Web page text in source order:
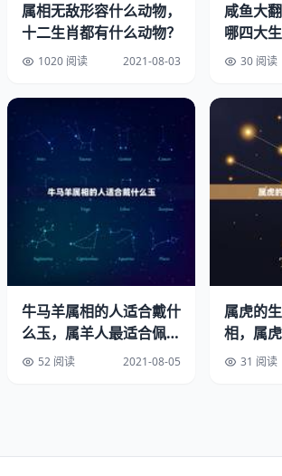
本日物候：水始涸
岁煞北马日冲(戊子)鼠
九星：九紫-天乙星(火)-吉神
宿名：东方角木蛟-吉六曜：先负
值日：金匮(黄道日)五行：沙中金
这一天：岁煞北马日冲(戊子)鼠。怎么冲
原因吧。
五行流通生旺气，保安宁。可在卧室、客
动五行能量流通，调节气场平衡，此五行
可以有效化解的。
属相无敌形容什么动物，
十二生肖都有什么动物？
1020 阅读 2021-08-03
咸鱼大
哪四大
豁然开
30 阅读
牛马羊属相的人适合戴什
么玉，属羊人最适合佩戴
什么饰品
52 阅读 2021-08-05
属虎的
相，属
什么生肖
31 阅读